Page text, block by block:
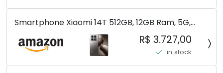
Smartphone Xiaomi 14T 512GB, 12GB Ram, 5G,
Leica, Cinza - no Brasil
R$ 3.727,00
in stock